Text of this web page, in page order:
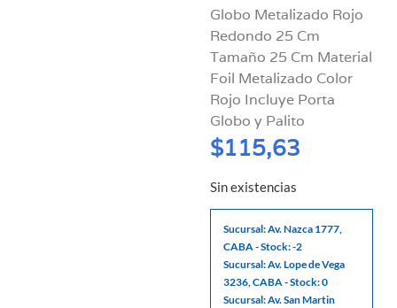
Globo Metalizado Rojo
Redondo 25 Cm
Tamaño 25 Cm Material
Foil Metalizado Color
Rojo Incluye Porta
Globo y Palito
$115,63
Sin existencias
Sucursal: Av. Nazca 1777,
CABA - Stock: -2
Sucursal: Av. Lope de Vega
3236, CABA - Stock: 0
Sucursal: Av. San Martin